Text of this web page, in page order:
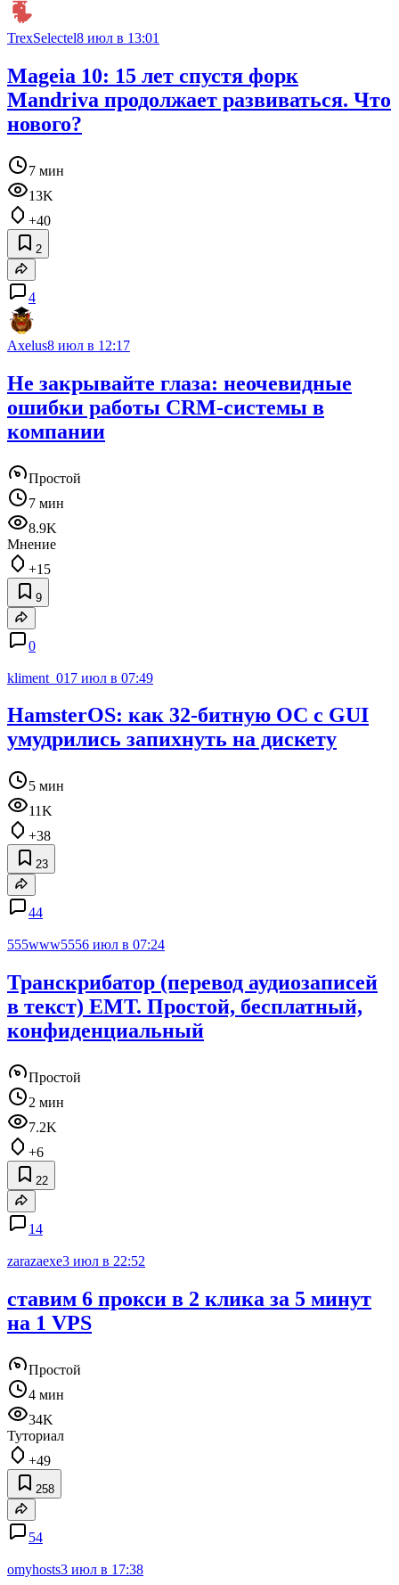
TrexSelectel8 июл в 13:01
Mageia 10: 15 лет спустя форк
Mandriva продолжает развиваться. Что
нового?
7 мин
13K
+40
2
4
Axelus8 июл в 12:17
Не закрывайте глаза: неочевидные
ошибки работы CRM-системы в
компании
Простой
7 мин
8.9K
Мнение
+15
9
0
kliment_01 7 июл в 07:49
HamsterOS: как 32-битную ОС с GUI
умудрились запихнуть на дискету
5 мин
11K
+38
23
44
555www5556 июл в 07:24
Транскрибатор (перевод аудиозаписей
в текст) EMT. Простой, бесплатный,
конфиденциальный
Простой
2 мин
7.2K
+6
22
14
zarazaexe3 июл в 22:52
ставим 6 прoкси в 2 клика за 5 минут
на 1 VPS
Простой
4 мин
34K
Туториал
+49
258
54
omyhosts3 июл в 17:38